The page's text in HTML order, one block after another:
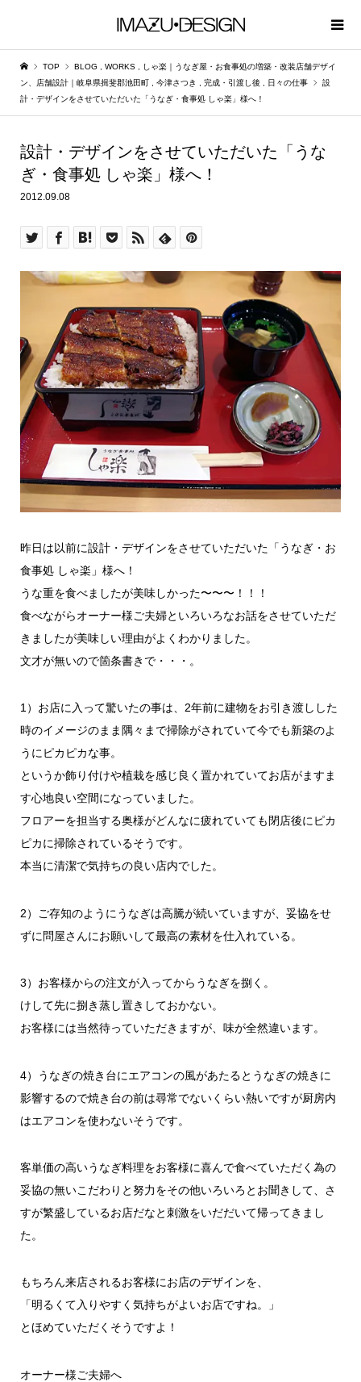
TOP BLOG WORKS
しゃ楽｜うなぎ屋・お食事処の増築・改装店舗デザイ
ン、店舗設計｜岐阜県揖斐郡池田町
今津さつき 完成・引渡し後 日々の仕事
設
計・デザインをさせていただいた「うなぎ・食事処 しゃ楽」様へ！
設計・デザインをさせていただいた「うな
ぎ・食事処 しゃ楽」様へ！
2012.09.08
昨日は以前に設計・デザインをさせていただいた「うなぎ・お
食事処 しゃ楽」様へ！
うな重を食べましたが美味しかった〜〜〜！！！
食べながらオーナー様ご夫婦といろいろなお話をさせていただ
きましたが美味しい理由がよくわかりました。
文才が無いので箇条書きで・・・。
1）お店に入って驚いたの事は、2年前に建物をお引き渡しした
時のイメージのまま隅々まで掃除がされていて今でも新築のよ
うにピカピカな事。
というか飾り付けや植栽を感じ良く置かれていてお店がますま
す心地良い空間になっていました。
フロアーを担当する奥様がどんなに疲れていても閉店後にピカ
ピカに掃除されているそうです。
本当に清潔で気持ちの良い店内でした。
2）ご存知のようにうなぎは高騰が続いていますが、妥協をせ
ずに問屋さんにお願いして最高の素材を仕入れている。
3）お客様からの注文が入ってからうなぎを捌く。
けして先に捌き蒸し置きしておかない。
お客様には当然待っていただきますが、味が全然違います。
4）うなぎの焼き台にエアコンの風があたるとうなぎの焼きに
影響するので焼き台の前は尋常でないくらい熱いですが厨房内
はエアコンを使わないそうです。
客単価の高いうなぎ料理をお客様に喜んで食べていただく為の
妥協の無いこだわりと努力をその他いろいろとお聞きして、さ
すが繁盛しているお店だなと刺激をいだだいて帰ってきまし
た。
もちろん来店されるお客様にお店のデザインを、
「明るくて入りやすく気持ちがよいお店ですね。」
とほめていただくそうですよ！
オーナー様ご夫婦へ